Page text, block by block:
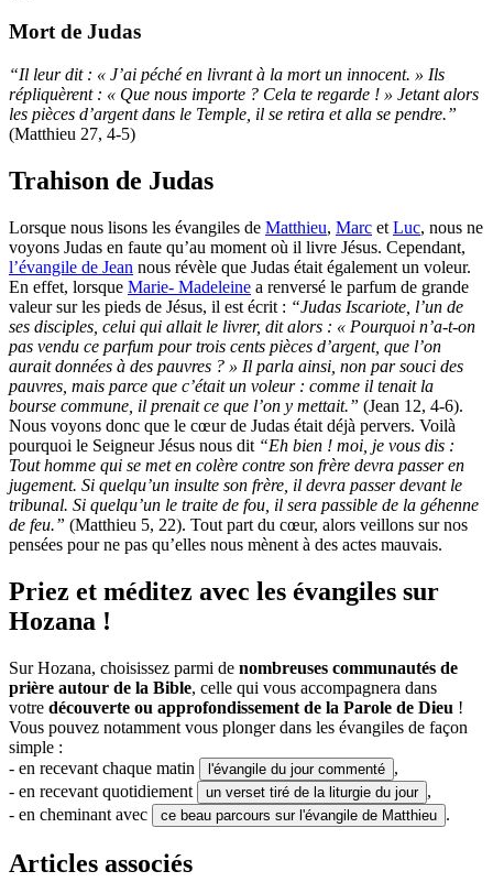
Mort de Judas
“Il leur dit : « J’ai péché en livrant à la mort un innocent. » Ils
répliquèrent : « Que nous importe ? Cela te regarde ! » Jetant alors
les pièces d’argent dans le Temple, il se retira et alla se pendre.”
(Matthieu 27, 4-5)
Trahison de Judas
Lorsque nous lisons les évangiles de Matthieu, Marc et Luc, nous ne
voyons Judas en faute qu’au moment où il livre Jésus. Cependant,
l’évangile de Jean nous révèle que Judas était également un voleur.
En effet, lorsque Marie- Madeleine a renversé le parfum de grande
valeur sur les pieds de Jésus, il est écrit : “Judas Iscariote, l’un de
ses disciples, celui qui allait le livrer, dit alors : « Pourquoi n’a-t-on
pas vendu ce parfum pour trois cents pièces d’argent, que l’on
aurait données à des pauvres ? » Il parla ainsi, non par souci des
pauvres, mais parce que c’était un voleur : comme il tenait la
bourse commune, il prenait ce que l’on y mettait.” (Jean 12, 4-6).
Nous voyons donc que le cœur de Judas était déjà pervers. Voilà
pourquoi le Seigneur Jésus nous dit “Eh bien ! moi, je vous dis :
Tout homme qui se met en colère contre son frère devra passer en
jugement. Si quelqu’un insulte son frère, il devra passer devant le
tribunal. Si quelqu’un le traite de fou, il sera passible de la géhenne
de feu.” (Matthieu 5, 22). Tout part du cœur, alors veillons sur nos
pensées pour ne pas qu’elles nous mènent à des actes mauvais.
Priez et méditez avec les évangiles sur
Hozana !
Sur Hozana, choisissez parmi de nombreuses communautés de
prière autour de la Bible, celle qui vous accompagnera dans
votre découverte ou approfondissement de la Parole de Dieu !
Vous pouvez notamment vous plonger dans les évangiles de façon
simple :
- en recevant chaque matin
l'évangile du jour commenté ,
- en recevant quotidiement
un verset tiré de la liturgie du jour ,
- en cheminant avec
ce beau parcours sur l'évangile de Matthieu .
Articles associés